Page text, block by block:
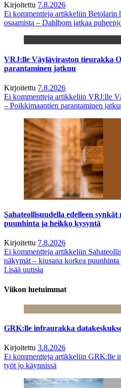
Kirjoitettu 7.8.2026
Ei kommentteja artikkeliin Betolarin
osaamista – Dahlbom jatkaa
VRJ:lle Väyläviraston tieurakka
parantaminen jatkuu
Kirjoitettu 7.8.2026
Ei kommentteja artikkeliin VRJ:lle
– Poikkimaantien parantaminen
Sahateollisuudella edelleen
puunhinta ja heikko kysyntä
Kirjoitettu 7.8.2026
Ei kommentteja artikkeliin
näkymät – kiusana korkea
Lisää uutisia
Viikon luetuimmat
GRK:lle infraurakka
Kirjoitettu 3.8.2026
Ei kommentteja artikkeliin GRK:lle
työt jo käynnissä